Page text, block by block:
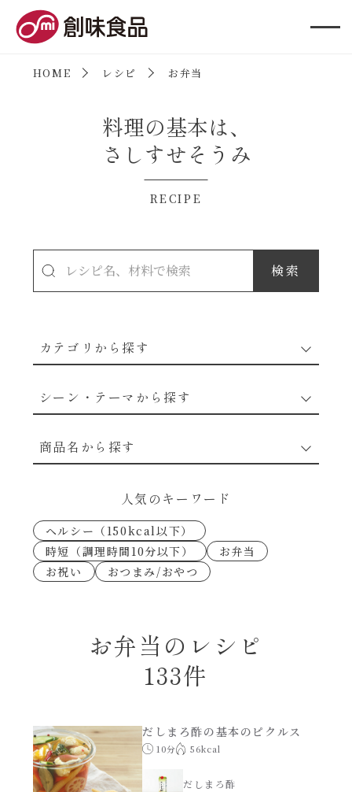
HOME レシピ お弁当
料理の基本は、
さしすせそうみ
RECIPE
カテゴリから探す
穀物類のレシピ
シーン・テーマから探す
なんでも南蛮
考えるな、二代目で炒めろ！～○○の炒め物
朝シャン（ごはん派）
朝シャン（パン派）
ヘルシー（150kcal以下）
時短（調理時間10分以下）
商品名から探す
あえるハコネーゼトマトバジル
あえるハコネーゼ高菜
あえるハコネーゼ明太子
あえるハコネーゼジェノベーゼ
人気のキーワード
ヘルシー（150kcal以下）
時短（調理時間10分以下）
お弁当
お祝い
おつまみ/おやつ
お弁当のレシピ
133件
だしまろ酢の基本のピクルス
10分 56kcal
だしまろ酢